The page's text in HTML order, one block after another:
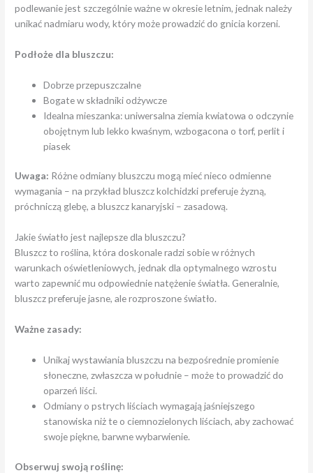
podlewanie jest szczególnie ważne w okresie letnim, jednak należy
unikać nadmiaru wody, który może prowadzić do gnicia korzeni.
Podłoże dla bluszczu:
Dobrze przepuszczalne
Bogate w składniki odżywcze
Idealna mieszanka: uniwersalna ziemia kwiatowa o odczynie
obojętnym lub lekko kwaśnym, wzbogacona o torf, perlit i
piasek
Uwaga: Różne odmiany bluszczu mogą mieć nieco odmienne
wymagania – na przykład bluszcz kolchidzki preferuje żyzną,
próchniczą glebę, a bluszcz kanaryjski – zasadową.
Jakie światło jest najlepsze dla bluszczu?
Bluszcz to roślina, która doskonale radzi sobie w różnych
warunkach oświetleniowych, jednak dla optymalnego wzrostu
warto zapewnić mu odpowiednie natężenie światła. Generalnie,
bluszcz preferuje jasne, ale rozproszone światło.
Ważne zasady:
Unikaj wystawiania bluszczu na bezpośrednie promienie
słoneczne, zwłaszcza w południe – może to prowadzić do
oparzeń liści.
Odmiany o pstrych liściach wymagają jaśniejszego
stanowiska niż te o ciemnozielonych liściach, aby zachować
swoje piękne, barwne wybarwienie.
Obserwuj swoją roślinę: